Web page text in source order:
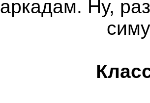
аркадам. Ну,